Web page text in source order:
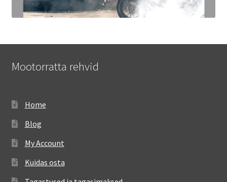
Mootorratta rehvid
Home
Blog
My Account
Kuidas osta